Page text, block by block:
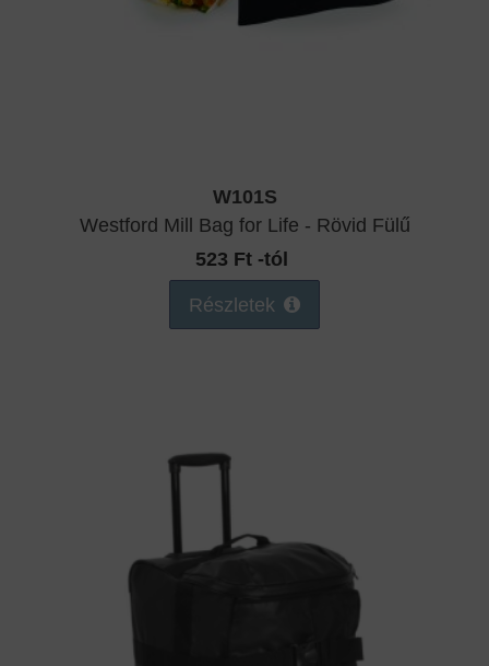
W101S
Westford Mill Bag for Life - Rövid Fülű
523 Ft -tól
Részletek